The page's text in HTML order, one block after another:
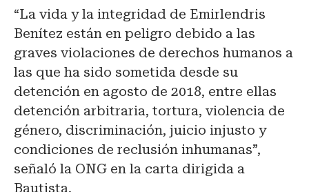
“La vida y la integridad de Emirlendris
Benítez están en peligro debido a las
graves violaciones de derechos humanos a
las que ha sido sometida desde su
detención en agosto de 2018, entre ellas
detención arbitraria, tortura, violencia de
género, discriminación, juicio injusto y
condiciones de reclusión inhumanas”,
señaló la ONG en la carta dirigida a
Bautista.